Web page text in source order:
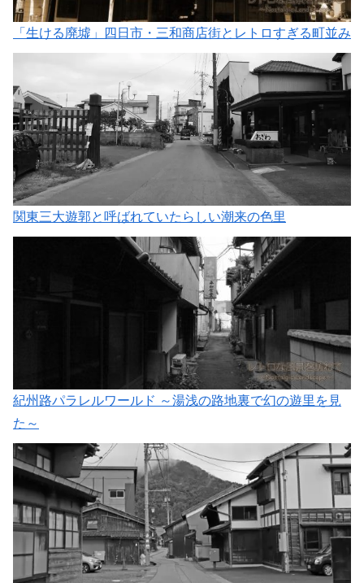
「生ける廃墟」四日市・三和商店街とレトロすぎる町並み
関東三大遊郭と呼ばれていたらしい潮来の色里
紀州路パラレルワールド ～湯浅の路地裏で幻の遊里を見
た～